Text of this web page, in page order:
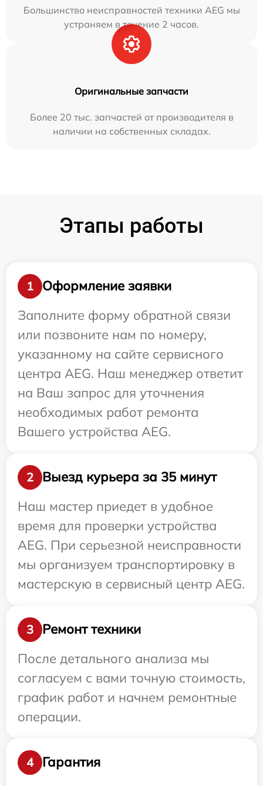
Большинство неисправностей техники AEG мы
устраняем в течение 2 часов.
Оригинальные запчасти
Более 20 тыс. запчастей от производителя в
наличии на собственных складах.
Этапы работы
1
Оформление заявки
Заполните форму обратной связи
или позвоните нам по номеру,
указанному на сайте сервисного
центра AEG. Наш менеджер ответит
на Ваш запрос для уточнения
необходимых работ ремонта
Вашего устройства AEG.
2
Выезд курьера за 35 минут
Наш мастер приедет в удобное
время для проверки устройства
AEG. При серьезной неисправности
мы организуем транспортировку в
мастерскую в сервисный центр AEG.
3
Ремонт техники
После детального анализа мы
согласуем с вами точную стоимость,
график работ и начнем ремонтные
операции.
4
Гарантия